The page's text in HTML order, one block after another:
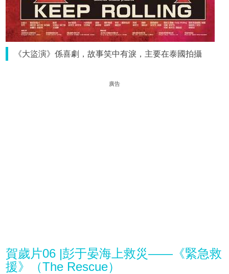
《大盜演》係喜劇，故事笑中有淚，主要在泰國拍攝
廣告
賀歲片06 |彭于晏海上救災——《緊急救
援》（The Rescue）